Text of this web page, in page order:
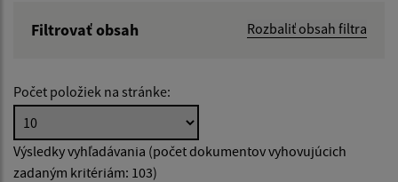
Filtrovať obsah
Rozbaliť obsah filtra
Hľadať v:
Typ dátumu:
Počet položiek na stránke:
Výsledky vyhľadávania (počet dokumentov vyhovujúcich
zadaným kritériám: 103)